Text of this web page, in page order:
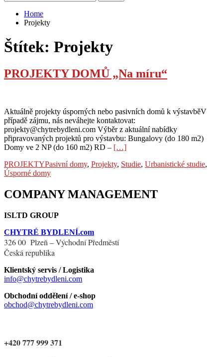
Home
Projekty
Štítek: Projekty
PROJEKTY DOMŮ „Na míru“
Aktuálně projekty úsporných nebo pasivních domů k výstavběV
případě zájmu, nás neváhejte kontaktovat:
projekty@chytrebydleni.com Výběr z aktuální nabídky
připravovaných projektů pro výstavbu: Bungalovy (do 180 m2)
Domy ve 2 NP (do 160 m2) RD – […]
PROJEKTYPasivní domy, Projekty, Studie, Urbanistické studie,
Úsporné domy
COMPANY MANAGEMENT
ISLTD GROUP
CHYTRÉ BYDLENÍ.com
326 00 Plzeň – Východní Předměstí
Česká republika
Klientský servis / Logistika
info@chytrebydleni.com
Obchodní oddělení / e-shop
obchod@chytrebydleni.com
+420 777 999 371